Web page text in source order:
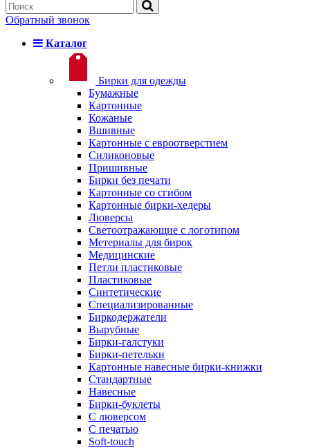
Обратный звонок
Каталог
Бирки для одежды
Бумажные
Картонные
Кожаные
Вшивные
Картонные с евроотверстием
Силиконовые
Пришивные
Бирки без печати
Картонные со сгибом
Картонные бирки-хедеры
Люверсы
Светоотражающие с логотипом
Метериалы для бирок
Медицинские
Петли пластиковые
Пластиковые
Синтетические
Специализированные
Биркодержатели
Вырубные
Бирки-галстуки
Бирки-петельки
Картонные навесные бирки-книжки
Стандартные
Навесные
Бирки-буклеты
С люверсом
С печатью
Soft-touch